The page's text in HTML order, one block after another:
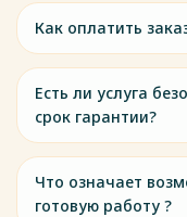
Как оплатить
Есть ли услуга
срок гарантии?
Что означает
готовую работу ?